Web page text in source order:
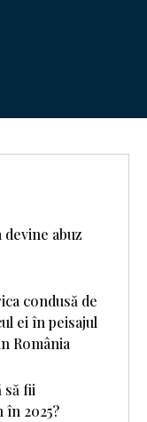
devine abuz
condusă de
ei în peisajul
România
să fii
2025?